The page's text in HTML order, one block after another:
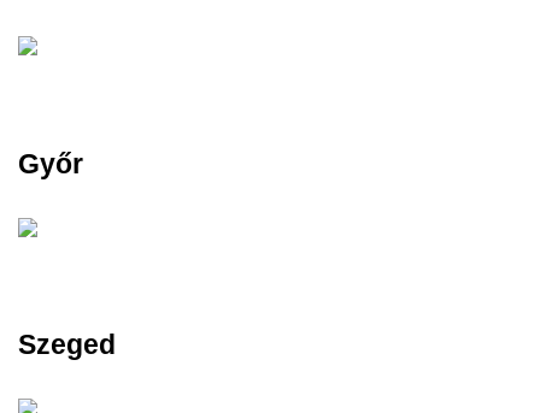
Győr
Szeged